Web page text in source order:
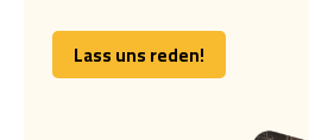
Lass uns reden!
Lass uns reden!